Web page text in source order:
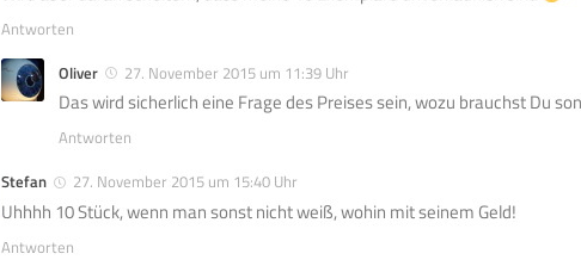
Antworten
Oliver
27. November 2015 um 11:39 Uhr
Das wird sicherlich eine Frage des Preises sein, wozu brauchst Du
Antworten
Stefan
27. November 2015 um 15:40 Uhr
Uhhhh 10 Stück, wenn man sonst nicht weiß, wohin mit seinem Geld!
Antworten